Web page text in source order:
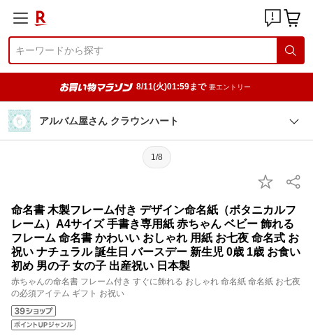
8/11(火)01:59まで 要エントリー
アルバム屋さん クラウンハート
1/8
命名書 木製フレーム付き デザイン命名紙（ボタニカルフ
レーム）A4サイズ 手書き専用紙 赤ちゃん ベビー 飾れる
フレーム 命名書 かわいい おしゃれ 用紙 お七夜 命名式 お
祝い ナチュラル 誕生日 バースデー 新生児 0歳 1歳 お食い
初め 男の子 女の子 出産祝い 日本製
赤ちゃんの命名書 フレーム付き すぐに飾れる おしゃれ 命名紙 命名紙 お七夜
の必須アイテム ギフト お祝い